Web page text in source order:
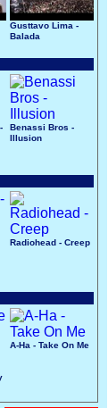
Gusttavo Lima -
Balada
Benassi Bros -
Illusion
Radiohead - Creep
A-Ha - Take On Me